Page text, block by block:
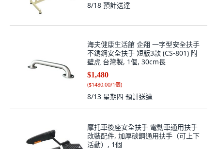
8/18 預計送達
海夫健康生活館 企翔 一字型安全扶手
不銹鋼安全扶手 短版3款 (CS-801) 附
壁虎 台灣製, 1個, 30cm長
$1,480
($1480.00/1個)
8/13 星期四 預計送達
摩托車後座安全扶手 電動車通用扶手
改裝配件, 加厚碳鋼通用扶手（可上下
活動）, 1個